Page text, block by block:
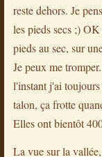
reste dehors. Je
les pieds secs ;)
pieds au sec, sur
Je peux me
l'instant j'ai
talon, ça frotte
Elles ont bientôt
La vue sur la